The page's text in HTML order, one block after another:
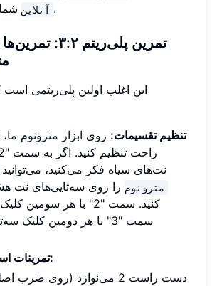
آنلاین شما، عملی‌تر شویم.
تمرین پلی‌ریتم
این اغلب اولین پلی‌ریتمی است
تنظیم تقسیمات: روی ابزار مترونوم ما
نت‌های سیاه فکر می‌کنید، می‌توانید
مترونوم را روی سه‌تایی‌های نت
کنید. سمت "2" با هر سومین
سمت "3" با هر دومین کلیک
تمرینات استقلال اندام:
دست راست 2 می‌نوازد (روی ضرب